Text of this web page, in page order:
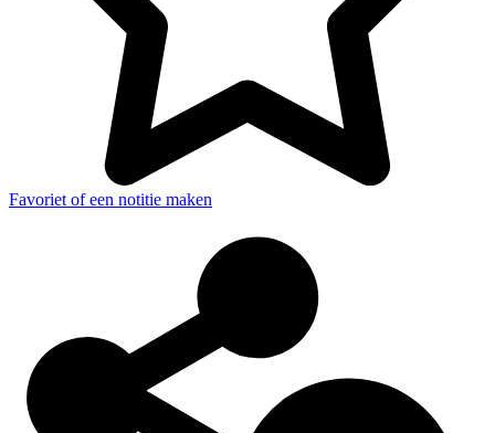
Favoriet of een notitie maken